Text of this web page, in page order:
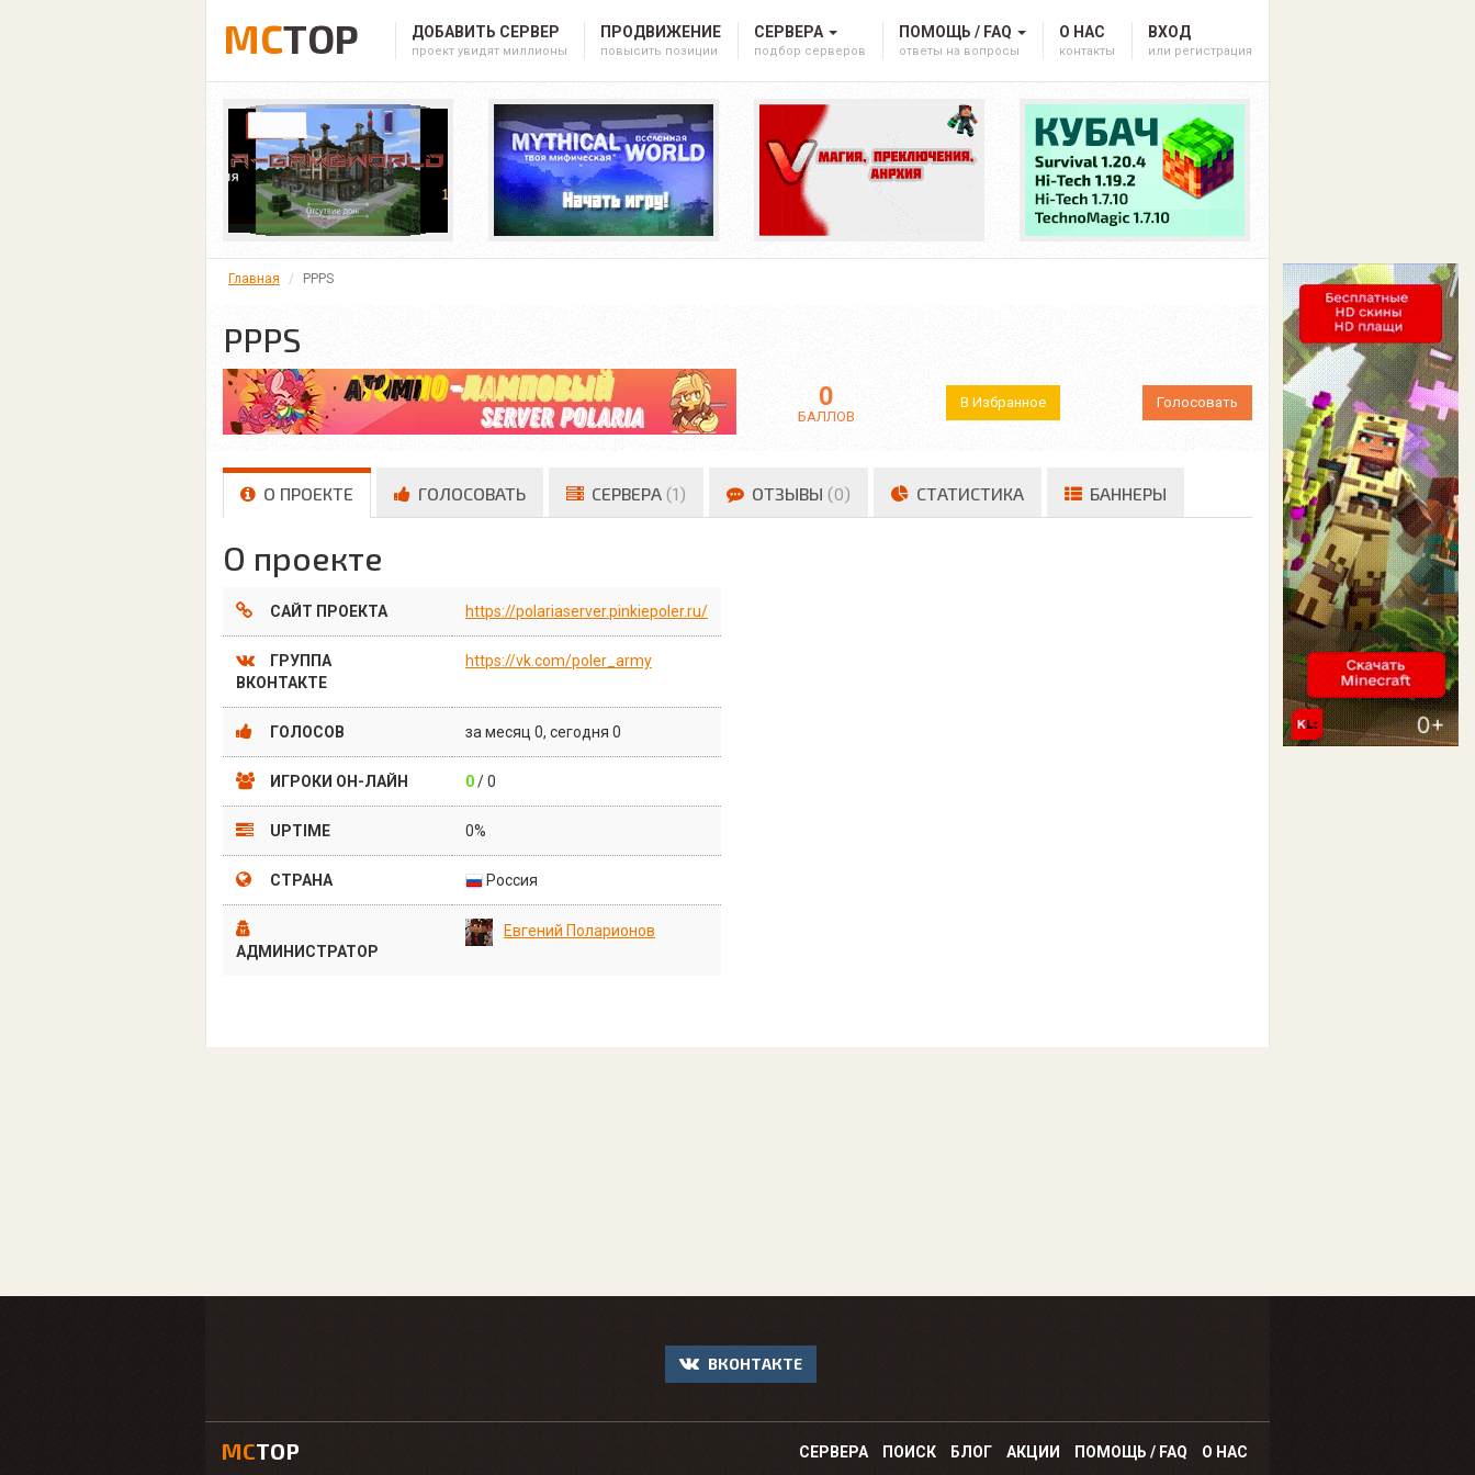
MCTOP ДОБАВИТЬ СЕРВЕР
проект увидят миллионы
ПРОДВИЖЕНИЕ
повысить позиции
СЕРВЕРА
подбор серверов
ПОМОЩЬ / FAQ
ответы на вопросы
О НАС
контакты
ВХОД
или регистрация
Главная PPPS
PPPS
0
БАЛЛОВ
В Избранное Голосовать
О ПРОЕКТЕ ГОЛОСОВАТЬ СЕРВЕРА (1) ОТЗЫВЫ (0) СТАТИСТИКА БАННЕРЫ
О проекте
САЙТ ПРОЕКТА https://polariaserver.pinkiepoler.ru/
ГРУППА
ВКОНТАКТЕ
https://vk.com/poler_army
ГОЛОСОВ за месяц 0, сегодня 0
ИГРОКИ ОН-ЛАЙН 0/ 0
UPTIME 0%
СТРАНА Россия
АДМИНИСТРАТОР
Евгений Поларионов
ВКОНТАКТЕ
MCTOP СЕРВЕРА ПОИСК БЛОГ АКЦИИ ПОМОЩЬ / FAQ О НАС